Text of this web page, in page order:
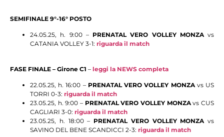
SEMIFINALE 9°-16° POSTO
24.05.25, h. 9:00 – PRENATAL VERO VOLLEY MONZAvs
CATANIA VOLLEY 3-1: riguarda il match
FASE FINALE – Girone C1 – leggi la NEWS completa
22.05.25, h. 16:00 – PRENATAL VERO VOLLEY MONZAvs US
TORRI 0-3: riguarda il match
23.05.25, h. 9:00 – PRENATAL VERO VOLLEY MONZAvs CUS
CAGLIARI 3-0: riguarda il match
23.05.25, h. 18:00 – PRENATAL VERO VOLLEY MONZAvs
SAVINO DEL BENE SCANDICCI 2-3: riguarda il match